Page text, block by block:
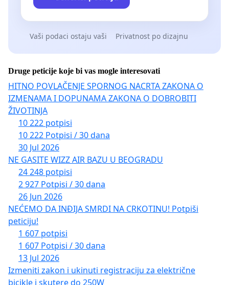
Vaši podaci ostaju vaši Privatnost po dizajnu
Druge peticije koje bi vas mogle interesovati
HITNO POVLAČENJE SPORNOG NACRTA ZAKONA O
IZMENAMA I DOPUNAMA ZAKONA O DOBROBITI
ŽIVOTINJA
10 222 potpisi
10 222 Potpisi / 30 dana
30 Jul 2026
NE GASITE WIZZ AIR BAZU U BEOGRADU
24 248 potpisi
2 927 Potpisi / 30 dana
26 Jun 2026
NEĆEMO DA INĐIJA SMRDI NA CRKOTINU! Potpiši
peticiju!
1 607 potpisi
1 607 Potpisi / 30 dana
13 Jul 2026
Izmeniti zakon i ukinuti registraciju za električne
bicikle i skutere do 250W